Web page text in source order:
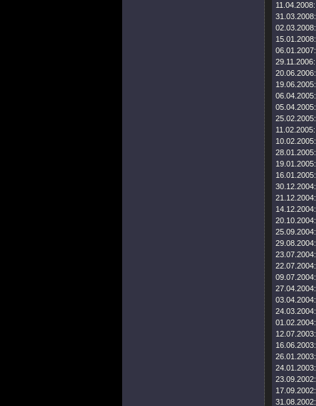
11.04.2008:
31.03.2008:
02.03.2008:
15.01.2008:
06.01.2007:
29.11.2006:
20.06.2006:
19.06.2005:
06.04.2005:
05.04.2005:
25.02.2005:
11.02.2005:
10.02.2005:
28.01.2005:
19.01.2005:
16.01.2005:
30.12.2004:
21.12.2004:
14.12.2004:
20.10.2004:
25.09.2004:
29.08.2004:
23.07.2004:
22.07.2004:
09.07.2004:
27.04.2004:
03.04.2004:
24.03.2004:
01.02.2004:
12.07.2003:
16.06.2003:
26.01.2003:
24.01.2003:
23.09.2002:
17.09.2002:
31.08.2002: